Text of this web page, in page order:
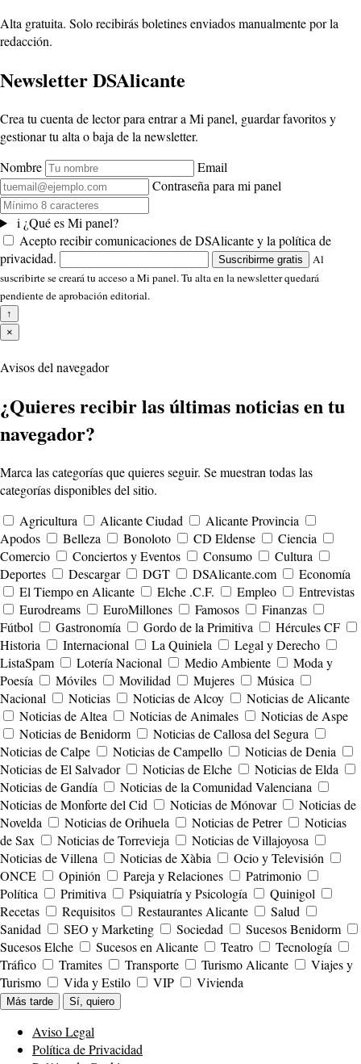
Alta gratuita. Solo recibirás boletines enviados manualmente por la
redacción.
Newsletter DSAlicante
Crea tu cuenta de lector para entrar a Mi panel, guardar favoritos y
gestionar tu alta o baja de la newsletter.
Nombre
Email
Contraseña para mi panel
i ¿Qué es Mi panel?
Acepto recibir comunicaciones de DSAlicante y la política de
privacidad.
Suscribirme gratis
Al
suscribirte se creará tu acceso a Mi panel. Tu alta en la newsletter quedará
pendiente de aprobación editorial.
↑
×
Avisos del navegador
¿Quieres recibir las últimas noticias en tu
navegador?
Marca las categorías que quieres seguir. Se muestran todas las
categorías disponibles del sitio.
Agricultura
Alicante Ciudad
Alicante Provincia
Apodos
Belleza Bonoloto CD Eldense
Ciencia
Comercio
Conciertos y Eventos Consumo
Cultura
Deportes
Descargar DGT DSAlicante.com
Economía
El Tiempo en Alicante
Elche .C.F. Empleo
Entrevistas
Eurodreams
EuroMillones Famosos
Finanzas
Fútbol
Gastronomía Gordo de la Primitiva
Hércules CF
Historia
Internacional La Quiniela
Legal y Derecho
ListaSpam
Lotería Nacional Medio Ambiente
Moda y
Poesía
Móviles Movilidad Mujeres
Música
Nacional
Noticias Noticias de Alcoy
Noticias de Alicante
Noticias de Altea
Noticias de Animales
Noticias de Aspe
Noticias de Benidorm
Noticias de Callosa del Segura
Noticias de Calpe
Noticias de Campello
Noticias de Denia
Noticias de El Salvador
Noticias de Elche
Noticias de Elda
Noticias de Gandía
Noticias de la Comunidad Valenciana
Noticias de Monforte del Cid
Noticias de Mónovar
Noticias de
Novelda
Noticias de Orihuela Noticias de Petrer
Noticias
de Sax
Noticias de Torrevieja
Noticias de Villajoyosa
Noticias de Villena
Noticias de Xàbia
Ocio y Televisión
ONCE
Opinión Pareja y Relaciones
Patrimonio
Política
Primitiva Psiquiatría y Psicología
Quinigol
Recetas
Requisitos Restaurantes Alicante
Salud
Sanidad
SEO y Marketing Sociedad
Sucesos Benidorm
Sucesos Elche
Sucesos en Alicante Teatro
Tecnología
Tráfico
Tramites Transporte Turismo Alicante
Viajes y
Turismo
Vida y Estilo VIP Vivienda
Más tarde Sí, quiero
Aviso Legal
Política de Privacidad